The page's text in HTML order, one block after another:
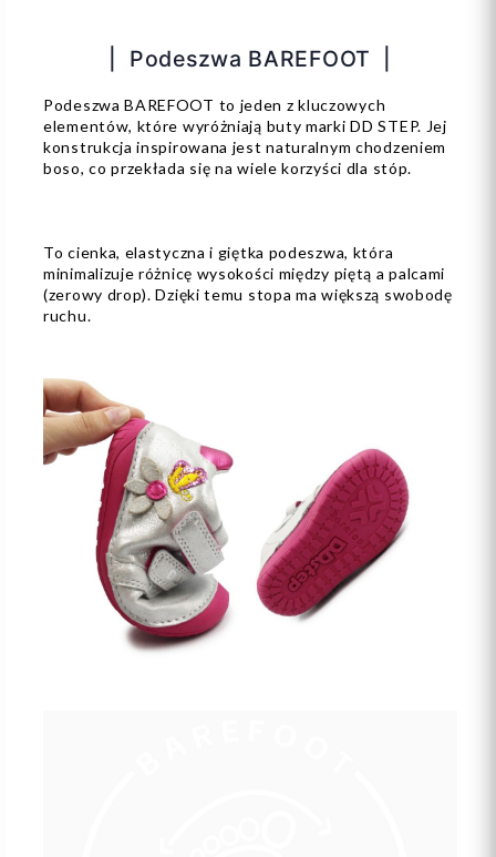
| Podeszwa BAREFOOT |
Podeszwa BAREFOOT to jeden z kluczowych
elementów, które wyróżniają buty marki DD STEP. Jej
konstrukcja inspirowana jest naturalnym chodzeniem
boso, co przekłada się na wiele korzyści dla stóp.
To cienka, elastyczna i giętka podeszwa, która
minimalizuje różnicę wysokości między piętą a palcami
(zerowy drop). Dzięki temu stopa ma większą swobodę
ruchu.